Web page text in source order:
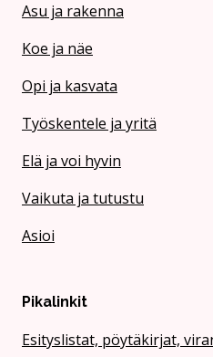
Asu ja rakenna
Koe ja näe
Opi ja kasvata
Työskentele ja yritä
Elä ja voi hyvin
Vaikuta ja tutustu
Asioi
Pikalinkit
Esityslistat, pöytäkirjat,